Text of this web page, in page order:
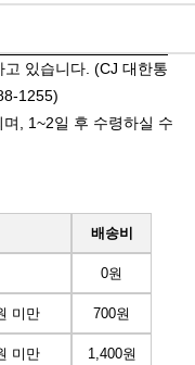
있습니다. (CJ 대한통
1255)
, 1~2일 후 수령하실 수
배송비
0원
미만 700원
미만 1,400원